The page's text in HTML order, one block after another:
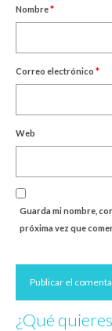
Nombre*
Correo electrónico *
Web
Guarda mi nombre,
próxima vez que
¿Qué